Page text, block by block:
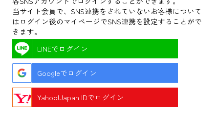
当サイト会員で、SNS連携をされていないお客様について
はログイン後のマイページでSNS連携を設定することがで
きます。
LINEでログイン
Googleでログイン
Yahoo!Japan IDでログイン